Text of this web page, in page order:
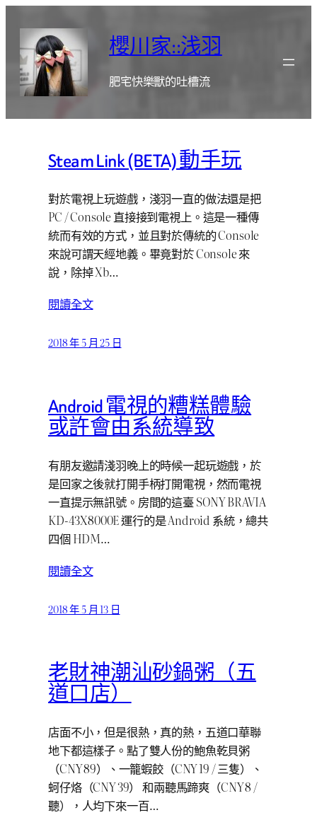
櫻川家::浅羽
肥宅快樂獸的吐槽流
Steam Link (BETA) 動手玩
對於電視上玩遊戲，淺羽一直的做法還是把
PC / Console 直接接到電視上。這是一種傳
統而有效的方式，並且對於傳統的 Console
來說可謂天經地義。畢竟對於 Console 來
說，除掉 Xb…
閱讀全文
2018 年 5 月 25 日
Android 電視的糟糕體驗
或許會由系統導致
有朋友邀請淺羽晚上的時候一起玩遊戲，於
是回家之後就打開手柄打開電視，然而電視
一直提示無訊號。房間的這臺 SONY BRAVIA
KD-43X8000E 運行的是 Android 系統，總共
四個 HDM…
閱讀全文
2018 年 5 月 13 日
老財神潮汕砂鍋粥（五
道口店）
店面不小，但是很熱，真的熱，五道口華聯
地下都這樣子。點了雙人份的鮑魚乾貝粥
（CNY 89）、一籠蝦餃（CNY 19 / 三隻）、
蚵仔烙（CNY 39） 和兩聽馬蹄爽（CNY 8 /
聽），人均下來一百…